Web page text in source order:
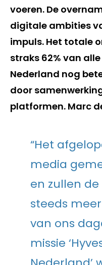
voeren. De
digitale ambities
impuls. Het totale
straks 62% van
Nederland nog
door
platformen. Marc
“Het
media
en zullen
steeds
van ons
missie